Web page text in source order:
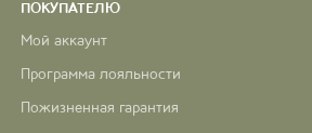
ПОКУПАТЕЛЮ
Мой аккаунт
Программа лояльности
Пожизненная гарантия